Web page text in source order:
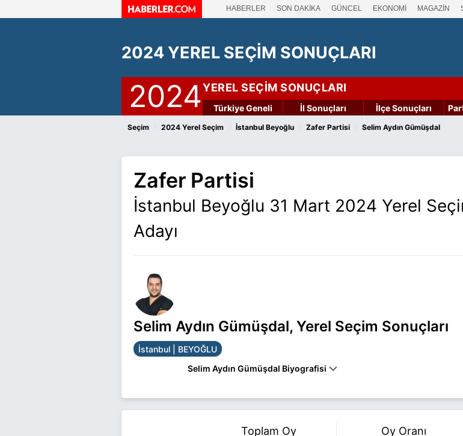
HABERLER SON DAKİKA GÜNCEL EKONOMİ MAGAZİN
2024 YEREL SEÇİM SONUÇLARI
2024YEREL SEÇİM SONUÇLARI
Türkiye Geneli İl Sonuçları İlçe Sonuçları
Seçim 2024 Yerel Seçim İstanbul Beyoğlu Zafer Partisi Selim Aydın Gümüşdal
Zafer Partisi
İstanbul Beyoğlu 31 Mart 2024 Yerel
Adayı
Selim Aydın Gümüşdal, Yerel Seçim Sonuçları
İstanbul | BEYOĞLU
Selim Aydın Gümüşdal Biyografisi
yarışıyor. Selim Aydın Gümüşdal ile ilgili daha fazla bilgi için
Selim
Toplam Oy Oy Oranı